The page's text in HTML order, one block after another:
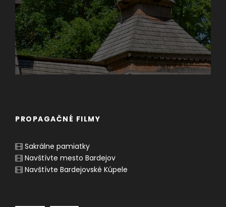
PROPAGAČNÉ FILMY
Sakrálne pamiatky
Navštívte mesto Bardejov
Navštívte Bardejovské Kúpele